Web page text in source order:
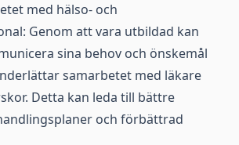
med hälso- och
Genom att vara utbildad kan
sina behov och önskemål
samarbetet med läkare
Detta kan leda till bättre
och förbättrad